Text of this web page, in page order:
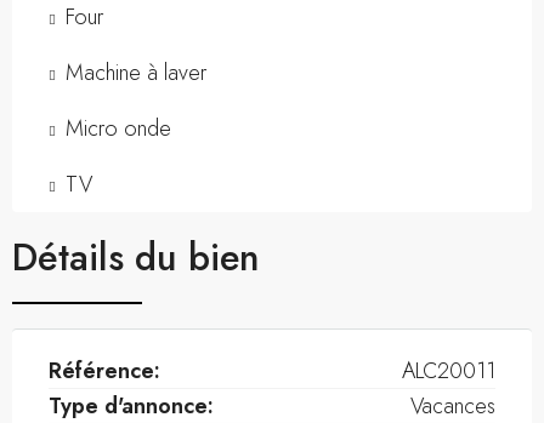
Four
Machine à laver
Micro onde
TV
Détails du bien
Référence:
ALC20011
Type d'annonce:
Vacances